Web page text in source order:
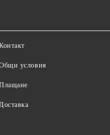
условия